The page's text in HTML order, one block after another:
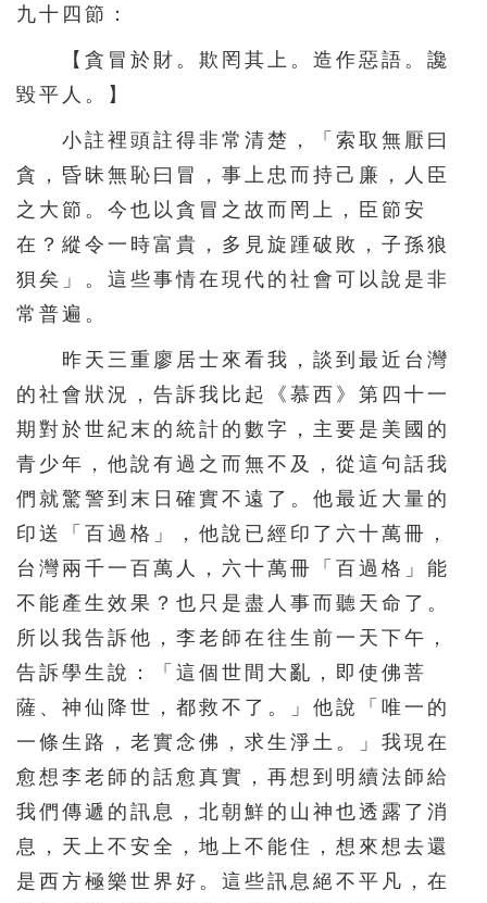
121
126 127 128 129 130
131
136 137 138 139 140
141 142 143 144 145
151 152 153 154 155
156
161 162 163 164 165
166 167 168 169 170
171 172 173 174 175
176 177 178 179 180
186 187 188 189 190
191 192 193 194 195
九十四節：
【貪冒於財。欺罔其上。造作惡語。讒
毀平人。】
小註裡頭註得非常清楚，「索取無厭曰
貪，昏昧無恥曰冒，事上忠而持己廉，人臣
之大節。今也以貪冒之故而罔上，臣節安
在？縱令一時富貴，多見旋踵破敗，子孫狼
狽矣」。這些事情在現代的社會可以說是非
常普遍。
昨天三重廖居士來看我，談到最近台灣
的社會狀況，告訴我比起《慕西》第四十一
期對於世紀末的統計的數字，主要是美國的
青少年，他說有過之而無不及，從這句話我
們就驚警到末日確實不遠了。他最近大量的
印送「百過格」，他說已經印了六十萬冊，
台灣兩千一百萬人，六十萬冊「百過格」能
不能產生效果？也只是盡人事而聽天命了。
所以我告訴他，李老師在往生前一天下午，
告訴學生說：「這個世間大亂，即使佛菩
薩、神仙降世，都救不了。」他說「唯一的
一條生路，老實念佛，求生淨土。」我現在
愈想李老師的話愈真實，再想到明續法師給
我們傳遞的訊息，北朝鮮的山神也透露了消
息，天上不安全，地上不能住，想來想去還
是西方極樂世界好。這些訊息絕不平凡，在